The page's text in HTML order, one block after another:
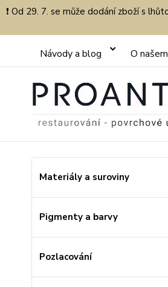
❗ Od 29. 7. se může dodání zboží s
Návody a blog O
Materiály a suroviny
Pigmenty a barvy
Pozlacování